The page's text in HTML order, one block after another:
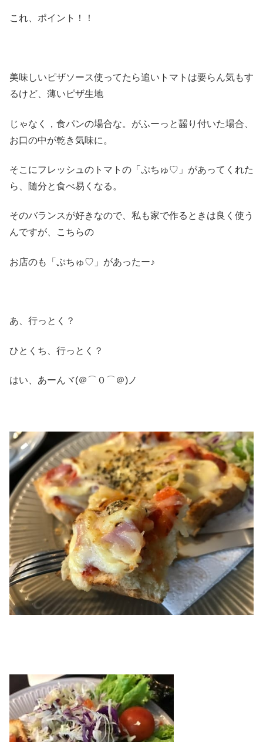
これ、ポイント！！
美味しいピザソース使ってたら追いトマトは要らん気もす
るけど、薄いピザ生地
じゃなく，食パンの場合な。がふーっと齧り付いた場合、
お口の中が乾き気味に。
そこにフレッシュのトマトの「ぷちゅ♡」があってくれた
ら、随分と食べ易くなる。
そのバランスが好きなので、私も家で作るときは良く使う
んですが、こちらの
お店のも「ぷちゅ♡」があったー♪
あ、行っとく？
ひとくち、行っとく？
はい、あーんヾ(＠⌒０⌒＠)ノ